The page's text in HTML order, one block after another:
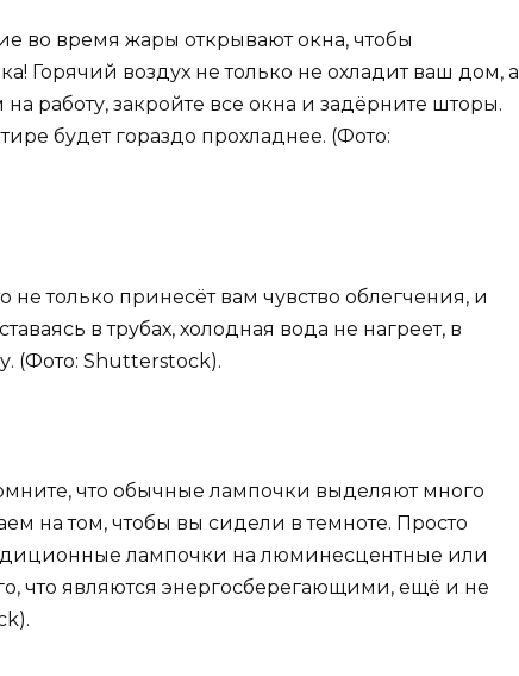
во время жары открывают окна, чтобы
Горячий воздух не только не охладит ваш дом, а
на работу, закройте все окна и задёрните шторы.
будет гораздо прохладнее. (Фото:
только принесёт вам чувство облегчения, и
в трубах, холодная вода не нагреет, в
(Фото: Shutterstock).
что обычные лампочки выделяют много
на том, чтобы вы сидели в темноте. Просто
лампочки на люминесцентные или
что являются энергосберегающими, ещё и не